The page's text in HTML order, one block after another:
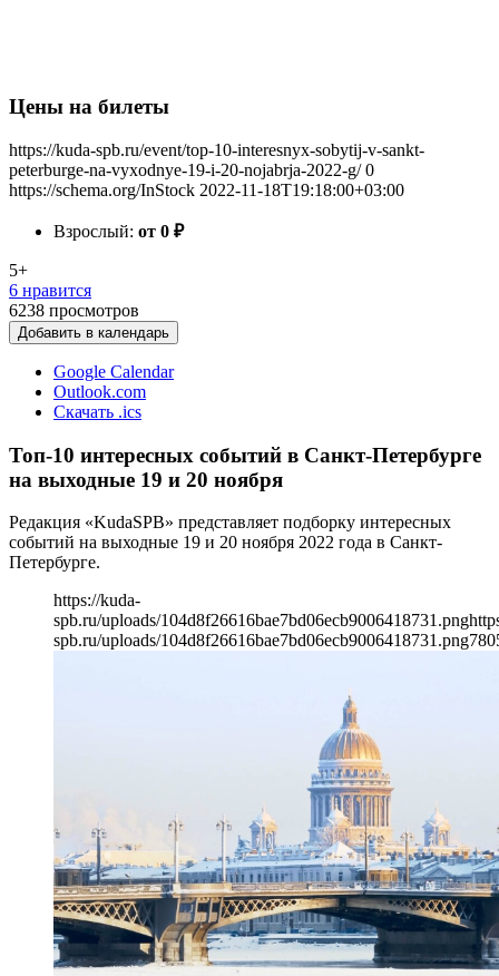
Цены на билеты
https://kuda-spb.ru/event/top-10-interesnyx-sobytij-v-sankt-
peterburge-na-vyxodnye-19-i-20-nojabrja-2022-g/ 0
https://schema.org/InStock 2022-11-18T19:18:00+03:00
Взрослый: от 0 ₽
5+
6 нравится
6238 просмотров
Добавить в календарь
Google Calendar
Outlook.com
Скачать .ics
Топ-10 интересных событий в Санкт-Петербурге
на выходные 19 и 20 ноября
Редакция «KudaSPB» представляет подборку интересных
событий на выходные 19 и 20 ноября 2022 года в Санкт-
Петербурге.
https://kuda-
spb.ru/uploads/104d8f26616bae7bd06ecb9006418731.png
spb.ru/uploads/104d8f26616bae7bd06ecb9006418731.png780